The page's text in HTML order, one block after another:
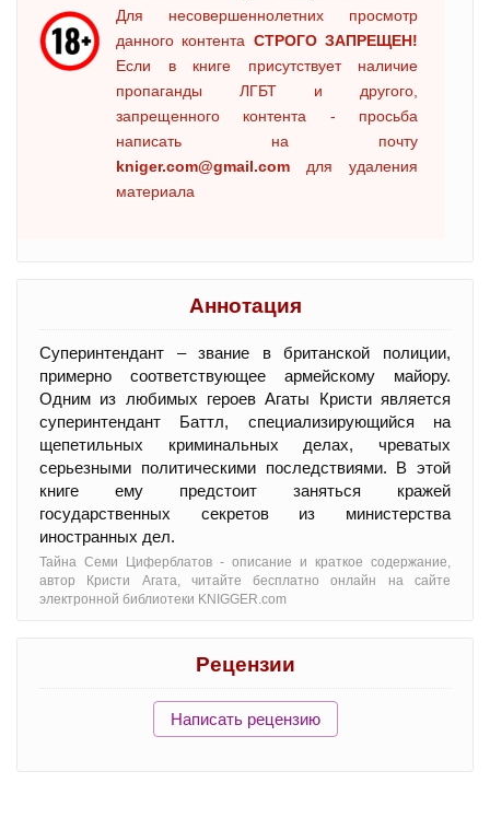
Для несовершеннолетних просмотр
данного контента СТРОГО ЗАПРЕЩЕН!
Если в книге присутствует наличие
пропаганды ЛГБТ и другого,
запрещенного контента - просьба
написать на почту
kniger.com@gmail.com для удаления
материала
Аннотация
Суперинтендант – звание в британской полиции,
примерно соответствующее армейскому майору.
Одним из любимых героев Агаты Кристи является
суперинтендант Баттл, специализирующийся на
щепетильных криминальных делах, чреватых
серьезными политическими последствиями. В этой
книге ему предстоит заняться кражей
государственных секретов из министерства
иностранных дел.
Тайна Семи Циферблатов - oписание и краткое содержание,
автор Кристи Агата, читайте бесплатно онлайн на сайте
электронной библиотеки KNIGGER.com
Рецензии
Написать рецензию